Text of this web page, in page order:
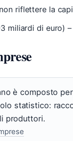
riflettere la
miliardi di euro)
è composto
statistico:
produttori.